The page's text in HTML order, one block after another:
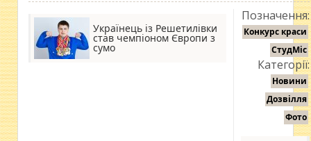
Українець із Решетилівки
став чемпіоном Європи з
сумо
Позначення:
Конкурс краси
СтудМіс
Категорії:
Новини
Дозвілля
Фото